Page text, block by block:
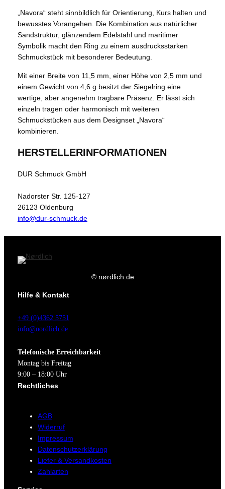
„Navora“ steht sinnbildlich für Orientierung, Kurs halten und
bewusstes Vorangehen. Die Kombination aus natürlicher
Sandstruktur, glänzendem Edelstahl und maritimer
Symbolik macht den Ring zu einem ausdrucksstarken
Schmuckstück mit besonderer Bedeutung.
Mit einer Breite von 11,5 mm, einer Höhe von 2,5 mm und
einem Gewicht von 4,6 g besitzt der Siegelring eine
wertige, aber angenehm tragbare Präsenz. Er lässt sich
einzeln tragen oder harmonisch mit weiteren
Schmuckstücken aus dem Designset „Navora“
kombinieren.
HERSTELLERINFORMATIONEN
DUR Schmuck GmbH
Nadorster Str. 125-127
26123 Oldenburg
info@dur-schmuck.de
© nørdlich.de
Hilfe & Kontakt
+49 (0)4362 5751
info@nordlich.de
Telefonische Erreichbarkeit
Montag bis Freitag
9:00 – 18:00 Uhr
Rechtliches
AGB
Widerruf
Impressum
Datenschutzerklärung
Liefer & Versandkosten
Zahlarten